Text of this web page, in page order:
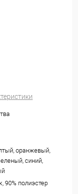
оранжевый,
синий,
90% полиэстер